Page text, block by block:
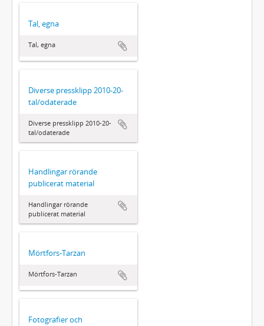
Tal, egna
Tal, egna
Diverse pressklipp 2010-20-
tal/odaterade
Diverse pressklipp 2010-20-
tal/odaterade
Handlingar rörande
publicerat material
Handlingar rörande
publicerat material
Mörtfors-Tarzan
Mörtfors-Tarzan
Fotografier och